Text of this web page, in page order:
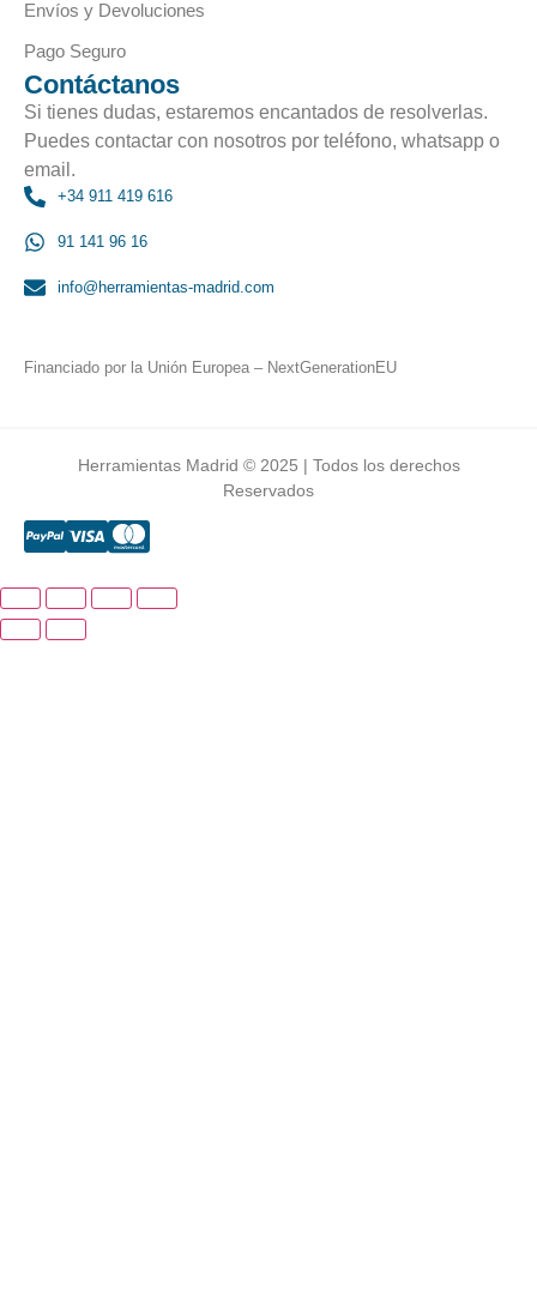
Envíos y Devoluciones
Pago Seguro
Contáctanos
Si tienes dudas, estaremos encantados de resolverlas.
Puedes contactar con nosotros por teléfono, whatsapp o
email.
+34 911 419 616
91 141 96 16
info@herramientas-madrid.com
Financiado por la Unión Europea – NextGenerationEU
Herramientas Madrid © 2025 | Todos los derechos
Reservados